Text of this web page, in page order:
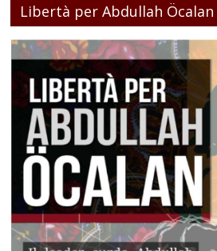
Libertà per Abdullah Öcalan